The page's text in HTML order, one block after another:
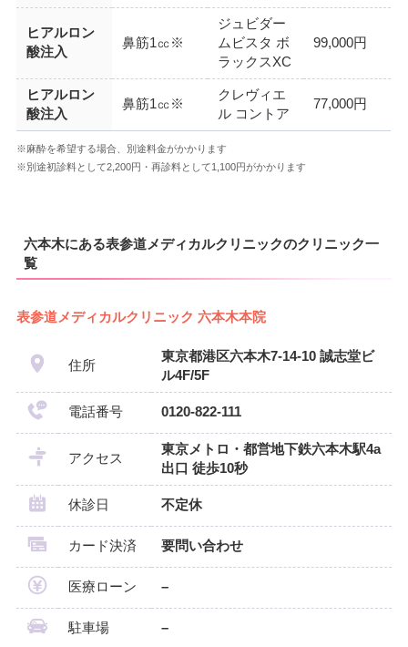
ヒアルロン
酸注入
鼻筋1㏄※
ジュビダー
ムビスタ ボ
ラックスXC
99,000円
ヒアルロン
酸注入
鼻筋1㏄※
クレヴィエ
ル コントア
77,000円
※麻酔を希望する場合、別途料金がかかります
※別途初診料として2,200円・再診料として1,100円がかかります
六本木にある表参道メディカルクリニックのクリニック一
覧
表参道メディカルクリニック 六本木本院
住所
東京都港区六本木7-14-10 誠志堂ビ
ル4F/5F
電話番号 0120-822-111
アクセス
東京メトロ・都営地下鉄六本木駅4a
出口 徒歩10秒
休診日 不定休
カード決済 要問い合わせ
医療ローン –
駐車場 –